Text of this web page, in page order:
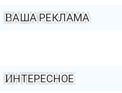
ВАША РЕКЛАМА
ИНТЕРЕСНОЕ